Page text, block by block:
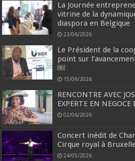
La Journée
vitrine de la
diaspora en Belgique
23/06/2026
Le Président de la
point sur
￼
15/06/2026
RENCONTRE AVEC
EXPERTE EN
02/06/2026
Concert inédit de
Cirque royal à
24/05/2026